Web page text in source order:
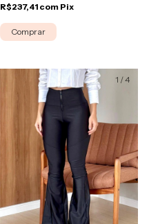
R$237,41 com Pix
Comprar
1 /4